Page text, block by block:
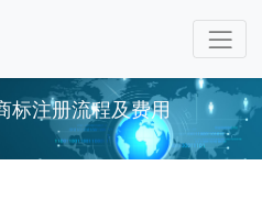
标注册流程及费用